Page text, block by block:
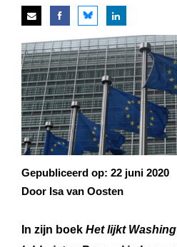
Gepubliceerd op: 22 juni 2020
Door Isa van Oosten
In zijn boek Het lijkt